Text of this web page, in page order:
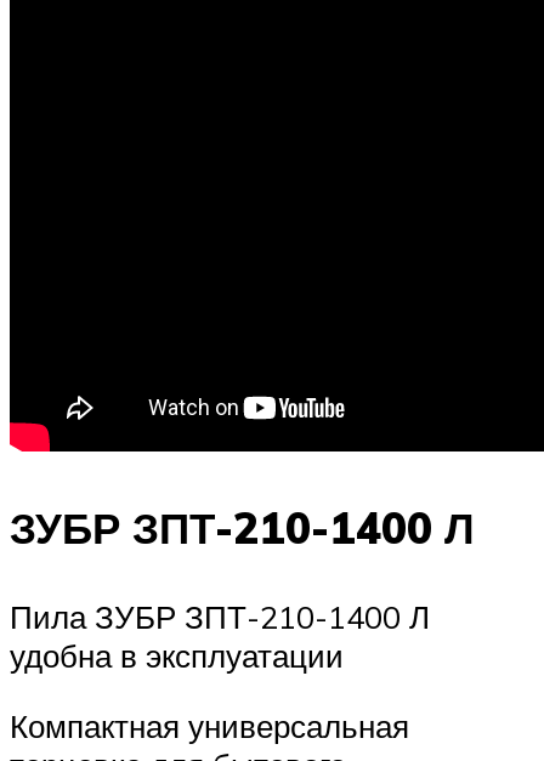
ЗУБР ЗПТ-210-1400 Л
Пила ЗУБР ЗПТ-210-1400 Л
удобна в эксплуатации
Компактная универсальная